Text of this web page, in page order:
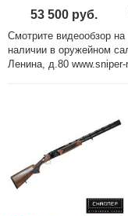
53 500 руб.
Смотрите видеообзор
наличии в оружейном
Ленина, д.80 www.sniper-